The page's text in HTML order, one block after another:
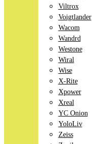
Viltrox
Voigtlander
Wacom
Wandrd
Westone
Wiral
Wise
X-Rite
Xpower
Xreal
YC Onion
YoloLiv
Zeiss